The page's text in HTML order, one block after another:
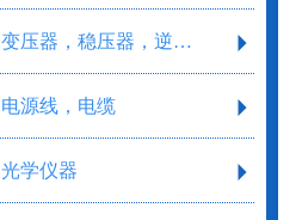
变压器，稳压器，逆变器
电源线，电缆
光学仪器